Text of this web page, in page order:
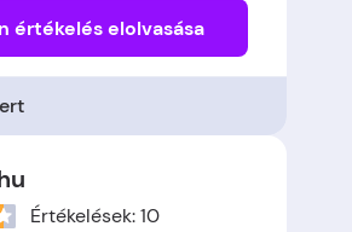
értékelés elolvasása
Értékelések: 10